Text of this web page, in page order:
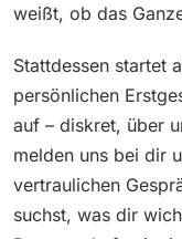
weißt, ob das
Stattdessen startet
persönlichen
auf – diskret, über
melden uns bei dir
vertraulichen
suchst, was dir